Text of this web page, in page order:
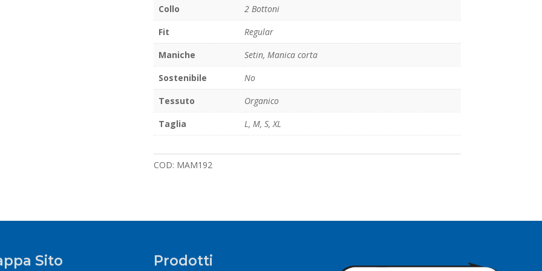
Collo
2 Bottoni
Fit
Regular
Maniche
Setin, Manica corta
Sostenibile
No
Tessuto
Organico
Taglia
L, M, S,XL
COD: MAM192
Sito Prodotti